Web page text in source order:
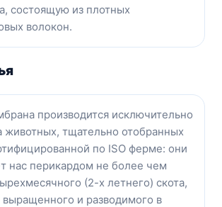
состоящую из плотных
волокон.
производится исключительно
животных, тщательно отобранных
по ISO ферме: они
нас перикардом не более чем
(2-х летнего) скота,
и разводимого в